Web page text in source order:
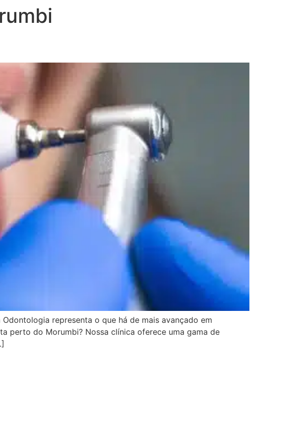
representa o que há de mais avançado em
perto do Morumbi? Nossa clínica oferece uma gama de